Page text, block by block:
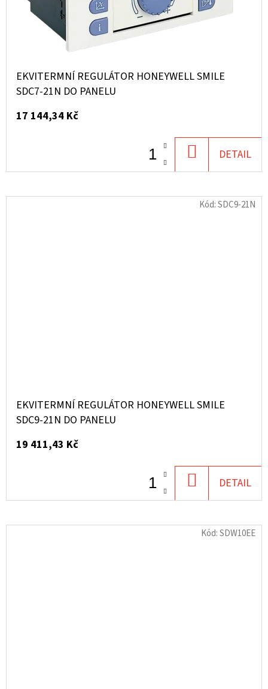
EKVITERMNÍ REGULÁTOR HONEYWELL SMILE
SDC7-21N DO PANELU
17 144,34 Kč
KOŠÍKU
DETAIL
EKVITERMNÍ REGULÁTOR HONEYWELL SMILE
SDC9-21N DO PANELU
19 411,43 Kč
KOŠÍKU
DETAIL
Kód:SDC9-21N
Kód:SDW10EE